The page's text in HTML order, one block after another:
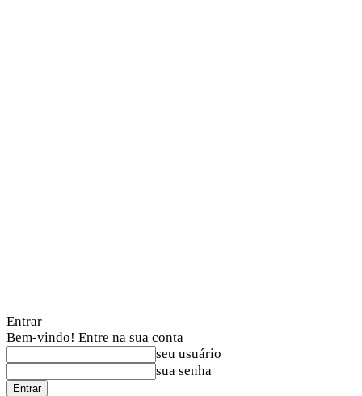
Entrar
Bem-vindo! Entre na sua conta
seu usuário
sua senha